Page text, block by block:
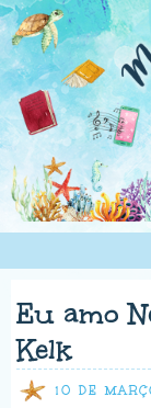
Eu amo
Kelk
10 DE